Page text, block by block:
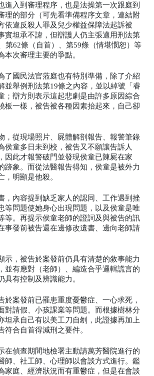
進入到審理程序，也是法操第一次跟庭到
理的部分（可先看準備程序文章，連結附
依違反殺人罪及兒少權益保障法起訴被
實坦承不諱，但辯護人仍主張適用刑法第
第62條（自首）、第59條（情堪憫恕）等
本次審理主要的爭點。
了國民法官蒞庭也有特別準備，除了介紹
並舉例刑法第19條之內容，並以綽號「睿
；辯方則表示這起悲劇是由許多原因綜合
板一樣，被告被各種因素抬起來，自己卻
，從現場照片、屍體解剖報告、報警筆錄
侯童多日未到校，被告又不願讓告訴人
因此才報警破門並發現侯童已陳屍在家
跡象。而從法醫報告得知，侯童是被外力
，明顯是他殺。
，內容提到缺乏家人的認同、工作遇到挫
等問題使她身心出現問題，以及侯童是唯
等。再提示侯童老師的證詞及與被告的訊
事發前被告還在邊修改遺書、邊向老師請
示，被告於案發前仍具有清楚的敘事能力
並有應對（老師）、編造合乎邏輯謊言的
具有控制及辨識能力。
於案發前已罹患重度憂鬱症、一心求死，
對請假、小孩課業等問題。而根據樹林分
坦承自己有以美工刀自刎，此證據再加上
符合自首得減刑之要件。
在偵查期間地檢署主動請萬芳醫院進行的
師、社工師、心理師以會談方式進行。鑑
家庭、經濟狀況而有重鬱症，但是在會談